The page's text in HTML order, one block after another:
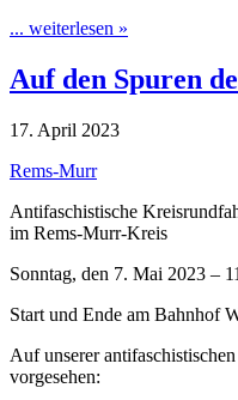
... weiterlesen »
Auf den Spuren
17. April 2023
Rems-Murr
Antifaschistische
im Rems-Murr-Kreis
Sonntag, den 7. Mai 2023 –
Start und Ende am Bahnhof
Auf unserer
vorgesehen: